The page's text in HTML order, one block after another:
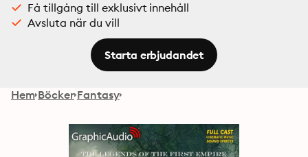
Få tillgång till exklusivt innehåll
Avsluta när du vill
Starta erbjudandet
Hem Böcker Fantasy